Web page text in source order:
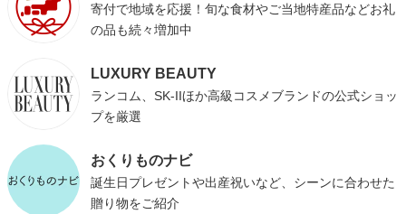
寄付で地域を応援！旬な食材やご当地特産品などお礼
の品も続々増加中
LUXURY BEAUTY
ランコム、SK-IIほか高級コスメブランドの公式ショッ
プを厳選
おくりものナビ
誕生日プレゼントや出産祝いなど、シーンに合わせた
贈り物をご紹介